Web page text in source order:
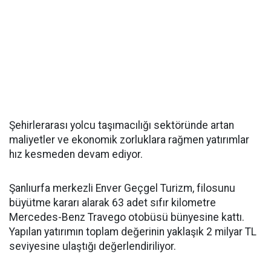
Şehirlerarası yolcu taşımacılığı sektöründe artan
maliyetler ve ekonomik zorluklara rağmen yatırımlar
hız kesmeden devam ediyor.
Şanlıurfa merkezli Enver Geçgel Turizm, filosunu
büyütme kararı alarak 63 adet sıfır kilometre
Mercedes-Benz Travego otobüsü bünyesine kattı.
Yapılan yatırımın toplam değerinin yaklaşık 2 milyar TL
seviyesine ulaştığı değerlendiriliyor.